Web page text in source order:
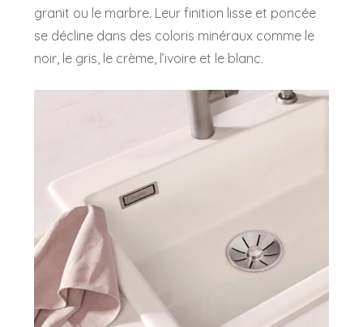
granit ou le marbre. Leur finition lisse et poncée
se décline dans des coloris minéraux comme le
noir, le gris, le crème, l’ivoire et le blanc.